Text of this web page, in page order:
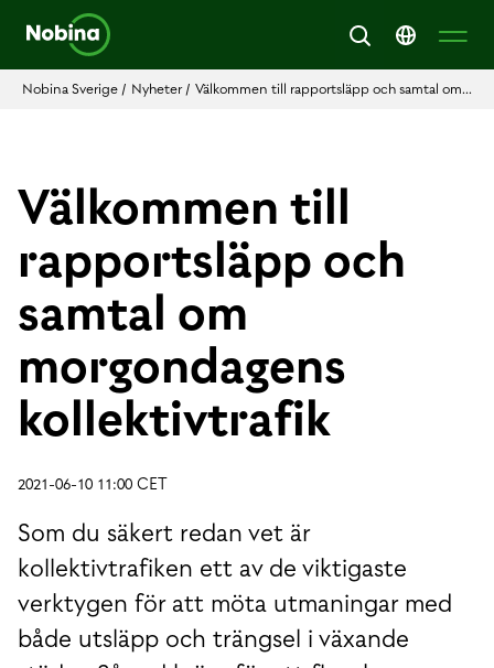
Nobina Sverige / Nyheter/ Välkommen till rapportsläpp och samtal om...
Välkommen till
rapportsläpp och
samtal om
morgondagens
kollektivtrafik
2021-06-10 11:00 CET
Som du säkert redan vet är
kollektivtrafiken ett av de viktigaste
verktygen för att möta utmaningar med
både utsläpp och trängsel i växande